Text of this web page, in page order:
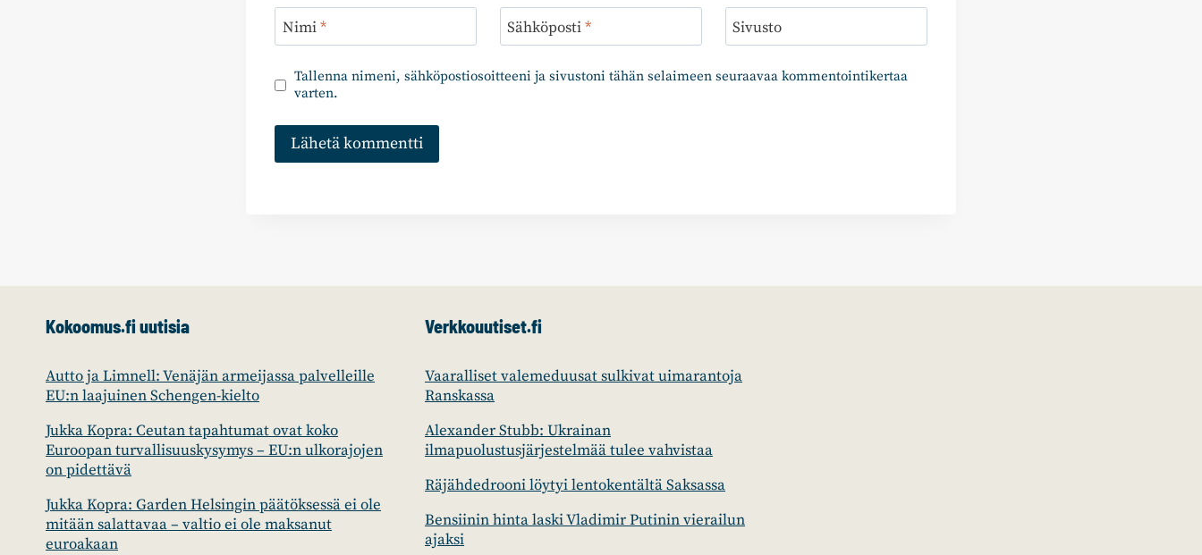
Nimi* Sähköposti* Sivusto
Tallenna nimeni, sähköpostiosoitteeni ja sivustoni tähän selaimeen seuraavaa kommentointikertaa
varten.
Kokoomus.fi uutisia
Autto ja Limnell: Venäjän armeijassa palvelleille
EU:n laajuinen Schengen-kielto
Jukka Kopra: Ceutan tapahtumat ovat koko
Euroopan turvallisuuskysymys – EU:n ulkorajojen
on pidettävä
Jukka Kopra: Garden Helsingin päätöksessä ei ole
mitään salattavaa – valtio ei ole maksanut
euroakaan
Verkkouutiset.fi
Vaaralliset valemeduusat sulkivat uimarantoja
Ranskassa
Alexander Stubb: Ukrainan
ilmapuolustusjärjestelmää tulee vahvistaa
Räjähdedrooni löytyi lentokentältä Saksassa
Bensiinin hinta laski Vladimir Putinin vierailun
ajaksi